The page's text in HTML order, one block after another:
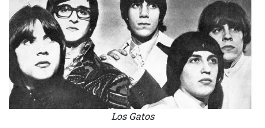
Los Gatos